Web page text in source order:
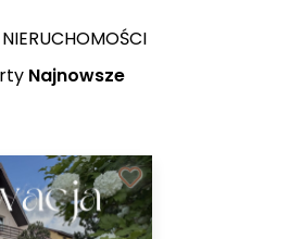
Najnowsze